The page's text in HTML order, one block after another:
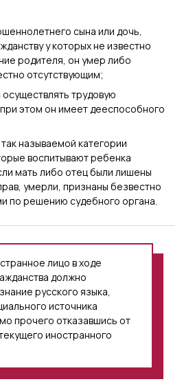
сына или дочь,
у которых не известно
родителя, он умер либо
отсутствующим;
трудовую
этом он имеет дееспособного
называемой категории
воспитывают ребенка
мать либо отец были лишены
умерли, признаны безвестно
по решению судебного органа.
лицо в ходе
должно
русского языка,
источника
прочего отказавшись от
иностранного